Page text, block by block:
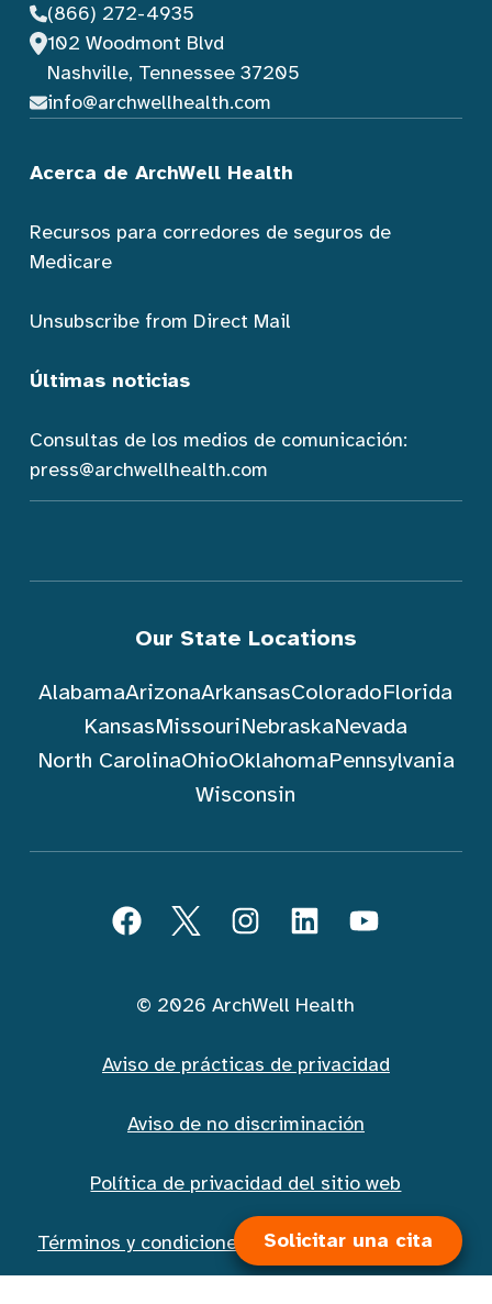
Solicitar una cita
(866) 272-4935
102 Woodmont Blvd
Nashville, Tennessee 37205
info@archwellhealth.com
Acerca de ArchWell Health
Recursos para corredores de seguros de
Medicare
Unsubscribe from Direct Mail
Últimas noticias
Consultas de los medios de comunicación:
press@archwellhealth.com
Our State Locations
AlabamaArizonaArkansasColoradoFlorida
KansasMissouriNebraskaNevada
North CarolinaOhioOklahomaPennsylvania
Wisconsin
FacebookTwitterInstagramLinkedInYouTube
© 2026 ArchWell Health
Aviso de prácticas de privacidad
Aviso de no discriminación
Política de privacidad del sitio web
Términos y condiciones de la mensajería móvil